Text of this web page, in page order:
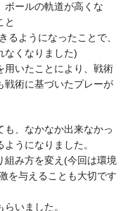
ボールの軌道が高くな
と
るようになったことで、
なくなりました)
用いたことにより、戦術
戦術に基づいたプレーが
も、なかなか出来なかっ
うになりました。
組み方を変え(今回は環境
を与えることも大切です
いました。